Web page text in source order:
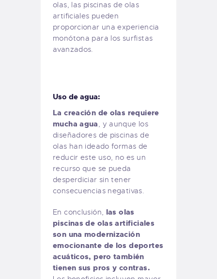
olas, las piscinas de olas
artificiales pueden
proporcionar una experiencia
monótona para los surfistas
avanzados.
Uso de agua:
La creación de olas requiere
mucha agua, y aunque los
diseñadores de piscinas de
olas han ideado formas de
reducir este uso, no es un
recurso que se pueda
desperdiciar sin tener
consecuencias negativas.
En conclusión, las olas
piscinas de olas artificiales
son una modernización
emocionante de los deportes
acuáticos, pero también
tienen sus pros y contras.